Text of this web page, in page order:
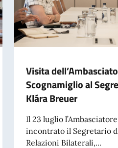
Visita
Scognamiglio al
Klára Breuer
Il 23 luglio
incontrato il Segretario
Relazioni Bilaterali,...